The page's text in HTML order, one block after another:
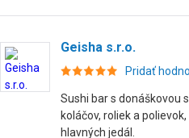
Geisha s.r.o.
Pridať
Sushi bar s donáškovou
koláčov, roliek a
hlavných jedál.